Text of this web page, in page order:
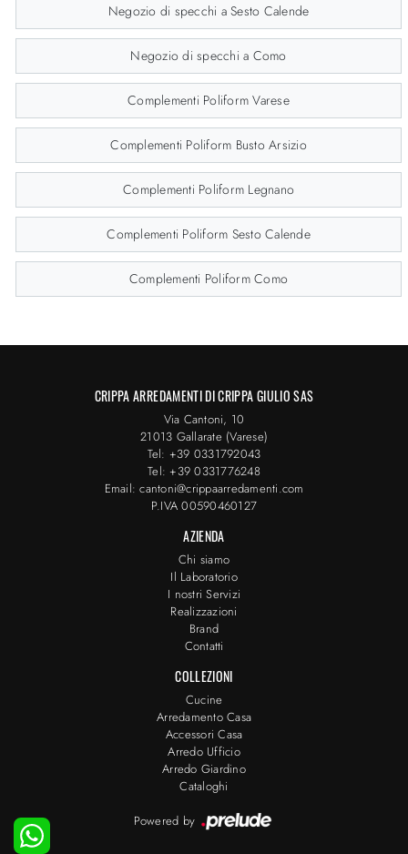
Negozio di specchi a Sesto Calende
Negozio di specchi a Como
Complementi Poliform Varese
Complementi Poliform Busto Arsizio
Complementi Poliform Legnano
Complementi Poliform Sesto Calende
Complementi Poliform Como
CRIPPA ARREDAMENTI DI CRIPPA GIULIO SAS
Via Cantoni, 10
21013 Gallarate (Varese)
Tel: +39 0331792043
Tel: +39 0331776248
Email: cantoni@crippaarredamenti.com
P.IVA 00590460127
AZIENDA
Chi siamo
Il Laboratorio
I nostri Servizi
Realizzazioni
Brand
Contatti
COLLEZIONI
Cucine
Arredamento Casa
Accessori Casa
Arredo Ufficio
Arredo Giardino
Cataloghi
Powered by